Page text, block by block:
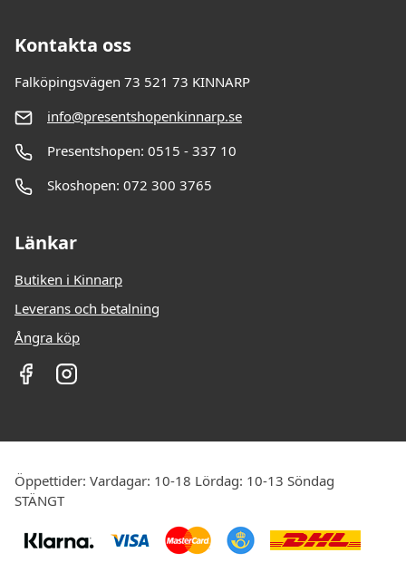
Kontakta oss
Falköpingsvägen 73 521 73 KINNARP
info@presentshopenkinnarp.se
Presentshopen: 0515 - 337 10
Skoshopen: 072 300 3765
Länkar
Butiken i Kinnarp
Leverans och betalning
Ångra köp
Öppettider: Vardagar: 10-18 Lördag: 10-13 Söndag
STÄNGT